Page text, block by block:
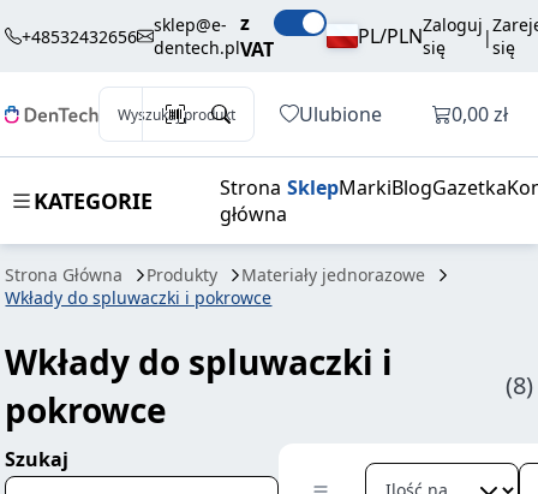
+48532432656
sklep@e-
dentech.pl
z
VAT
PL/PLNZaloguj
się
|się
Wyszukaj produkt Ulubione Otwórz
0,00 zł
KATEGORIE
Strona
główna
SklepMarkiBlogGazetka
Strona Główna Produkty
Materiały jednorazowe
Wkłady do spluwaczki i pokrowce
Wkłady do spluwaczki i
pokrowce
(8)
Szukaj